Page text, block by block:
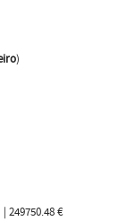
)
| 249750.48 €